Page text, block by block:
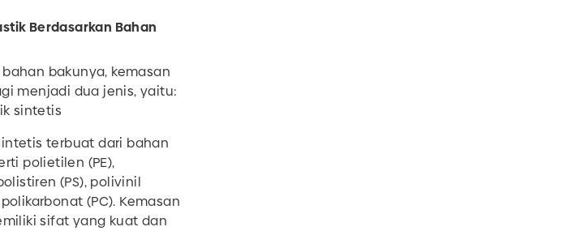
Berdasarkan Bahan
bakunya, kemasan
menjadi dua jenis, yaitu:
sintetis
terbuat dari bahan
polietilen (PE),
(PS), polivinil
(PC). Kemasan
sifat yang kuat dan